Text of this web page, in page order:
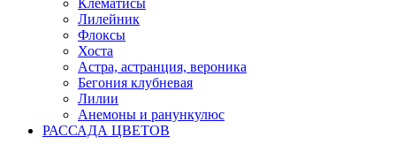
Клематисы
Лилейник
Флоксы
Хоста
Астра, астранция, вероника
Бегония клубневая
Лилии
Анемоны и ранункулюс
РАССАДА ЦВЕТОВ